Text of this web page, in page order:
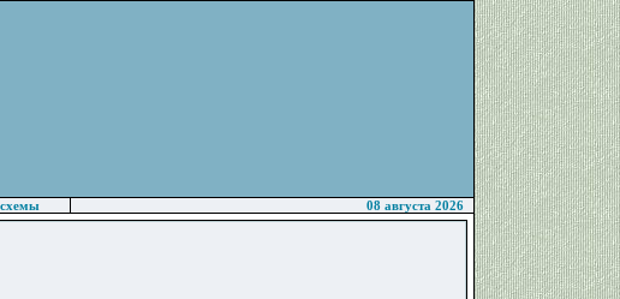
08 августа 2026